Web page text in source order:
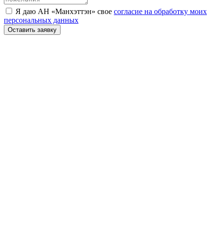
Я даю АН «Манхэттэн» свое согласие на обработку моих
персональных данных
Оставить заявку